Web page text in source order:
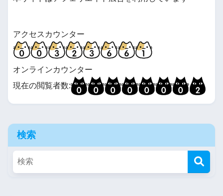
アクセスカウンター
オンラインカウンター
現在の閲覧者数:
検索